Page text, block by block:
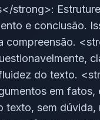
strong>:
e conclusão.
compreensão.
do texto.
em
texto, sem